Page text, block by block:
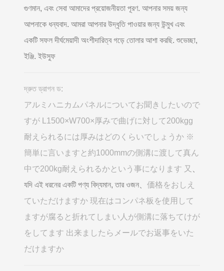
গুণমান, এবং সেবা আমাদের প্রয়োজনীয়তা পূরণ. আপনার সময় জন্য
আপনাকে ধন্যবাদ. আমরা আপনার উদ্ধৃতি পাওয়ার জন্য উন্মুখ এবং
একটি সফল দীর্ঘমেয়াদী অংশীদারিত্ব গড়ে তোলার আশা করছি. শুভেচ্ছা,
ইঞ্জি. ইউসুফ
দ্রুত ড্রাগন ড:
アルミハニカムパネルについてお聞きしたいので
すが L1500×W700×厚みで曲げに対して200kgg
耐えられるには厚みはどのくらいでしょうか ※
簡単に言いますと約1000mmの側溝に渡して真ん
中で200kg耐えられるかという事になります 又
যদি এই ধরনের একটি পণ্য বিদ্যমান, তার ওজন、 価格をおしえ
ていただけますか 現在はコンパネ板を使用して
ますが腐ると折れてしまい人が側溝に落ちてけが
をしてます 出来ましたらメールでお返事をいた
だけますか